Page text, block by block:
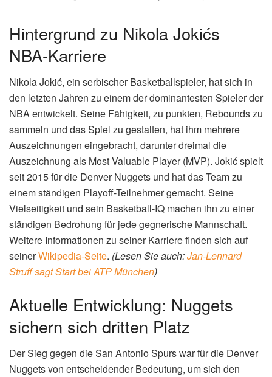
Hintergrund zu Nikola Jokićs
NBA-Karriere
Nikola Jokić, ein serbischer Basketballspieler, hat sich in
den letzten Jahren zu einem der dominantesten Spieler der
NBA entwickelt. Seine Fähigkeit, zu punkten, Rebounds zu
sammeln und das Spiel zu gestalten, hat ihm mehrere
Auszeichnungen eingebracht, darunter dreimal die
Auszeichnung als Most Valuable Player (MVP). Jokić spielt
seit 2015 für die Denver Nuggets und hat das Team zu
einem ständigen Playoff-Teilnehmer gemacht. Seine
Vielseitigkeit und sein Basketball-IQ machen ihn zu einer
ständigen Bedrohung für jede gegnerische Mannschaft.
Weitere Informationen zu seiner Karriere finden sich auf
seinerWikipedia-Seite. (Lesen Sie auch:Jan-Lennard
Struff sagt Start bei ATP München)
Aktuelle Entwicklung: Nuggets
sichern sich dritten Platz
Der Sieg gegen die San Antonio Spurs war für die Denver
Nuggets von entscheidender Bedeutung, um sich den